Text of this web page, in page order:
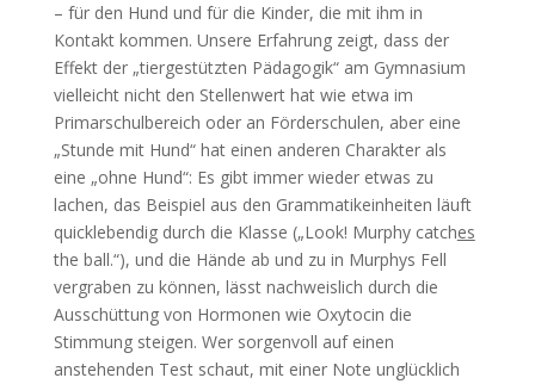
– für den Hund und für die Kinder, die mit ihm in
Kontakt kommen. Unsere Erfahrung zeigt, dass der
Effekt der „tiergestützten Pädagogik“ am Gymnasium
vielleicht nicht den Stellenwert hat wie etwa im
Primarschulbereich oder an Förderschulen, aber eine
„Stunde mit Hund“ hat einen anderen Charakter als
eine „ohne Hund“: Es gibt immer wieder etwas zu
lachen, das Beispiel aus den Grammatikeinheiten läuft
quicklebendig durch die Klasse („Look! Murphy catches
the ball.“), und die Hände ab und zu in Murphys Fell
vergraben zu können, lässt nachweislich durch die
Ausschüttung von Hormonen wie Oxytocin die
Stimmung steigen. Wer sorgenvoll auf einen
anstehenden Test schaut, mit einer Note unglücklich